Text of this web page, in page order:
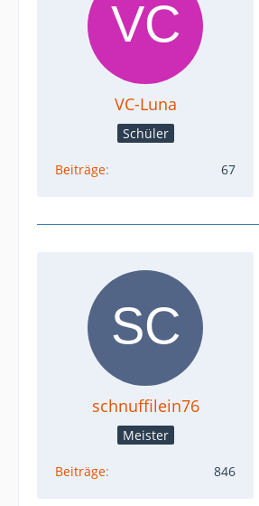
VC-Luna
Schüler
Beiträge 67
schnuffilein76
Meister
Beiträge 846